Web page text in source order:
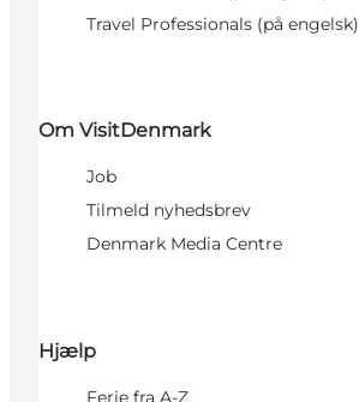
Travel Professionals (på engelsk)
Om VisitDenmark
Job
Tilmeld nyhedsbrev
Denmark Media Centre
Hjælp
Ferie fra A-Z